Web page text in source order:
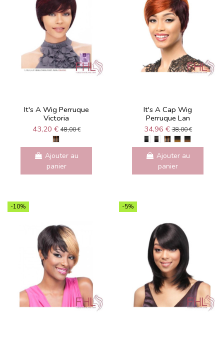
It's A Wig Perruque
Victoria
43,20 €48,00 €
Ajouter au
panier
It's A Cap Wig
Perruque Lan
34,96 €38,00 €
Ajouter au
panier
-10% -5%